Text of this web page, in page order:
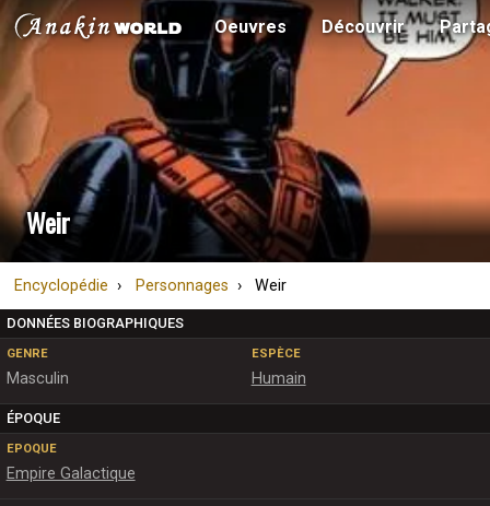
Oeuvres Découvrir
Weir
Encyclopédie Personnages Weir
DONNÉES BIOGRAPHIQUES
GENRE
Masculin
ESPÈCE
Humain
ÉPOQUE
EPOQUE
Empire Galactique